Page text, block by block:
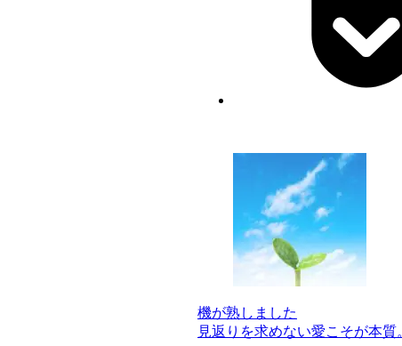
機が熟しました
見返りを求めない愛こそが本